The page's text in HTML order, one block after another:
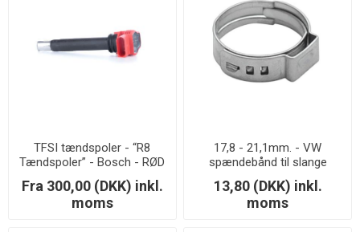
TFSI tændspoler - “R8
Tændspoler” - Bosch - RØD
Fra 300,00 (DKK) inkl.
moms
17,8 - 21,1mm. - VW
spændebånd til slange
13,80 (DKK) inkl.
moms